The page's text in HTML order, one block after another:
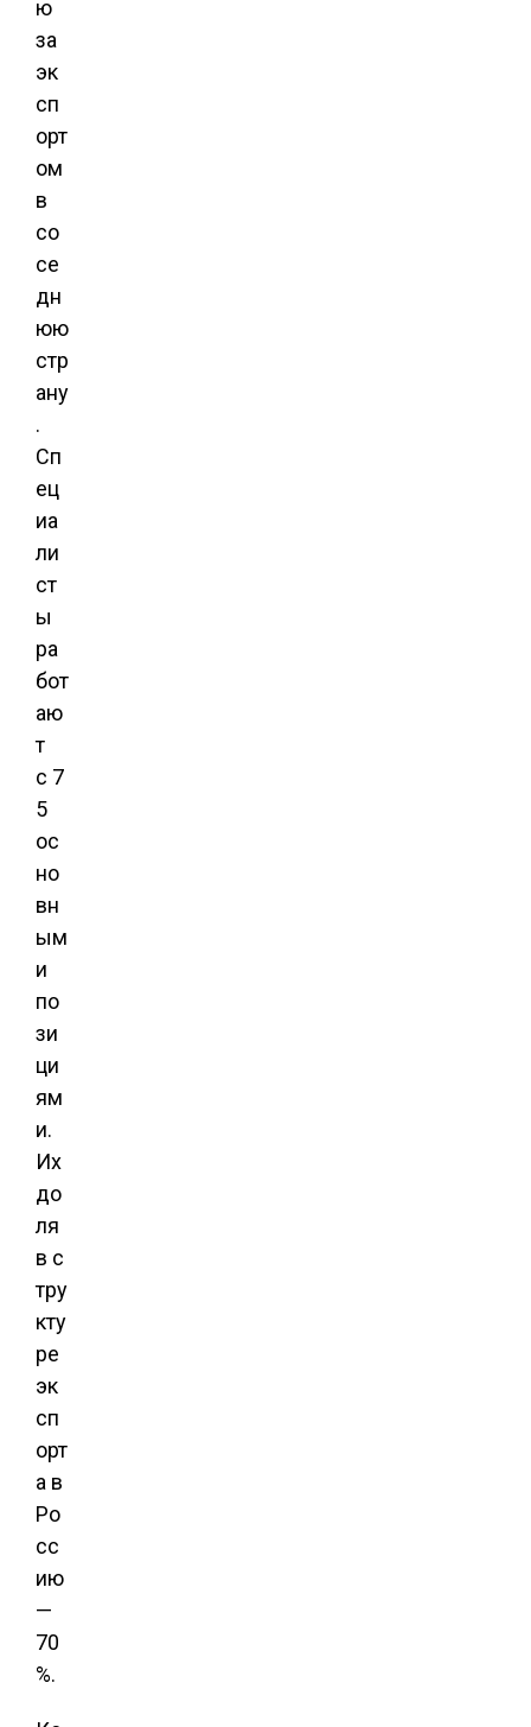
ю
за
эк
сп
орт
ом
в
со
се
дн
юю
стр
ану
.
Сп
ец
иа
ли
ст
ы
ра
бот
аю
т
с 7
5
ос
но
вн
ым
и
по
зи
ци
ям
и.
Их
до
ля
в с
тру
кту
ре
эк
сп
орт
а в
Ро
сс
ию
—
70
%.